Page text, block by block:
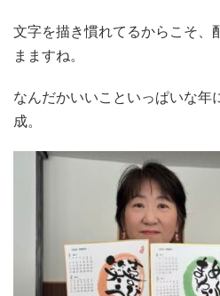
文字を描き慣れてるからこそ、
まますね。
なんだかいいこといっぱいな年
成。